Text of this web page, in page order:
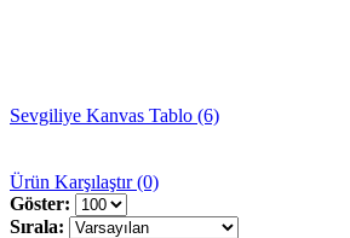
Sevgiliye Kanvas Tablo (6)
Ürün Karşılaştır (0)
Göster:
Sırala: